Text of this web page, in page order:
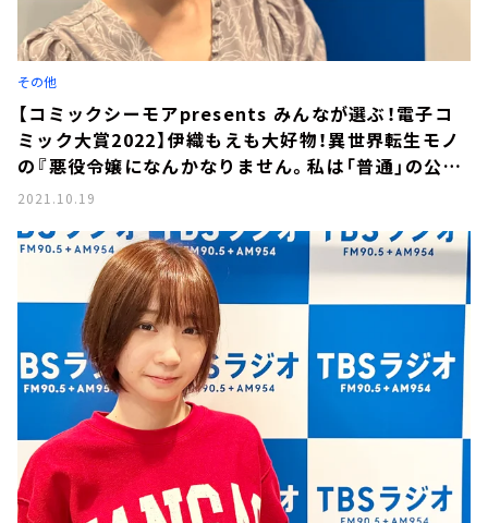
その他
【コミックシーモアpresents みんなが選ぶ！電子コ
ミック大賞2022】伊織もえも大好物！異世界転生モノ
の『悪役令嬢になんかなりません。私は「普通」の公爵
令嬢です！ 』がたまらない！
2021.10.19